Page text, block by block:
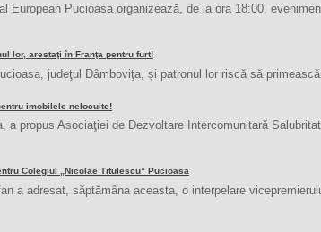
European Pucioasa organizează, de la ora 18:00,
lor, arestaţi în Franţa pentru furt!
judeţul Dâmboviţa, și patronul lor riscă să
imobilele nelocuite!
a propus Asociaţiei de Dezvoltare Intercomunitară
Colegiul „Nicolae Titulescu” Pucioasa
a adresat, săptămâna aceasta, o interpelare